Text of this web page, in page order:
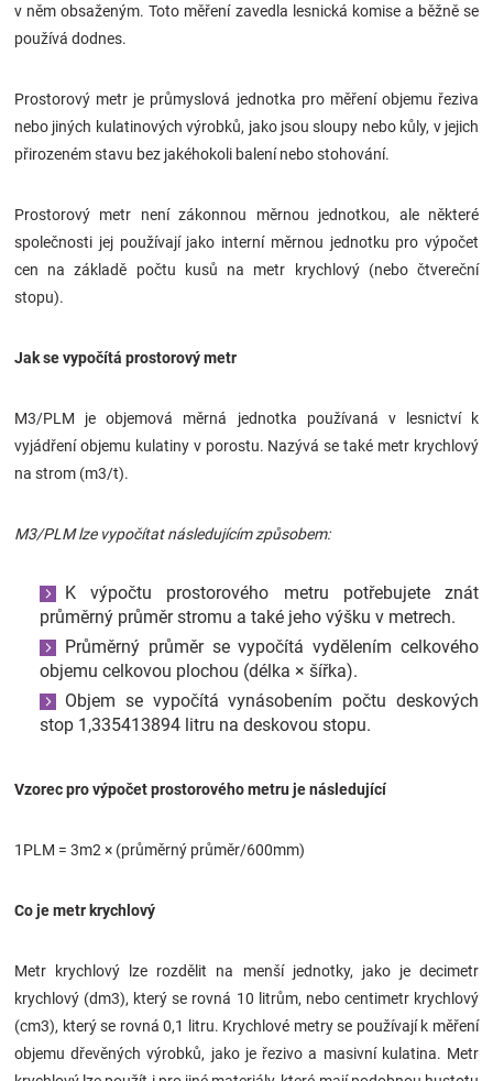
Novinky
Značky
Blog
Hračkářství
Přihlášení
v něm obsaženým. Toto měření zavedla lesnická komise a běžně se
používá dodnes.
Prostorový metr je průmyslová jednotka pro měření objemu řeziva
nebo jiných kulatinových výrobků, jako jsou sloupy nebo kůly, v jejich
přirozeném stavu bez jakéhokoli balení nebo stohování.
Prostorový metr není zákonnou měrnou jednotkou, ale některé
společnosti jej používají jako interní měrnou jednotku pro výpočet
cen na základě počtu kusů na metr krychlový (nebo čtvereční
stopu).
Jak se vypočítá prostorový metr
M3/PLM je objemová měrná jednotka používaná v lesnictví k
vyjádření objemu kulatiny v porostu. Nazývá se také metr krychlový
na strom (m3/t).
M3/PLM lze vypočítat následujícím způsobem:
K výpočtu prostorového metru potřebujete znát
průměrný průměr stromu a také jeho výšku v metrech.
Průměrný průměr se vypočítá vydělením celkového
objemu celkovou plochou (délka × šířka).
Objem se vypočítá vynásobením počtu deskových
stop 1,335413894 litru na deskovou stopu.
Vzorec pro výpočet prostorového metru je následující
1PLM = 3m2 × (průměrný průměr/600mm)
Co je metr krychlový
Metr krychlový lze rozdělit na menší jednotky, jako je decimetr
krychlový (dm3), který se rovná 10 litrům, nebo centimetr krychlový
(cm3), který se rovná 0,1 litru. Krychlové metry se používají k měření
objemu dřevěných výrobků, jako je řezivo a masivní kulatina. Metr